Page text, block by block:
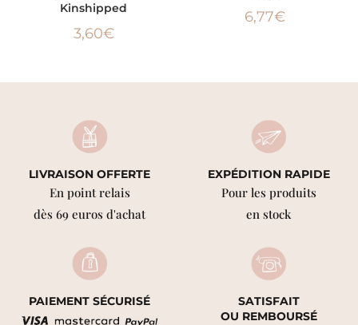
Kinshipped
3,60€
6,77€
LIVRAISON OFFERTE
En point relais
dès 69 euros d'achat
EXPÉDITION RAPIDE
Pour les produits
en stock
PAIEMENT SÉCURISÉ
SATISFAIT
OU REMBOURSÉ